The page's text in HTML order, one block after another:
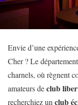
Envie d’une
Cher ? Le
charnels, où règnent
amateurs declub
recherchiez un club